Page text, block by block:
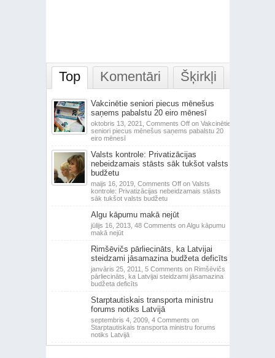
Top Komentāri Šķirkļi
Vakcinētie seniori piecus mēnešus
saņems pabalstu 20 eiro mēnesī
oktobris 13, 2021, Comments Offon Vakcinētie
seniori piecus mēnešus saņems pabalstu 20
eiro mēnesī
Valsts kontrole: Privatizācijas
nebeidzamais stāsts sāk tukšot valsts
budžetu
maijs 16, 2019, Comments Offon Valsts
kontrole: Privatizācijas nebeidzamais stāsts
sāk tukšot valsts budžetu
Algu kāpumu makā nejūt
jūlijs 16, 2013, 48 Comments on Algu kāpumu
makā nejūt
Rimšēvičs pārliecināts, ka Latvijai
steidzami jāsamazina budžeta deficīts
janvāris 25, 2011, 5 Comments on Rimšēvičs
pārliecināts, ka Latvijai steidzami jāsamazina
budžeta deficīts
Starptautiskais transporta ministru
forums notiks Latvijā
septembris 4, 2009, 4 Comments on
Starptautiskais transporta ministru forums
notiks Latvijā